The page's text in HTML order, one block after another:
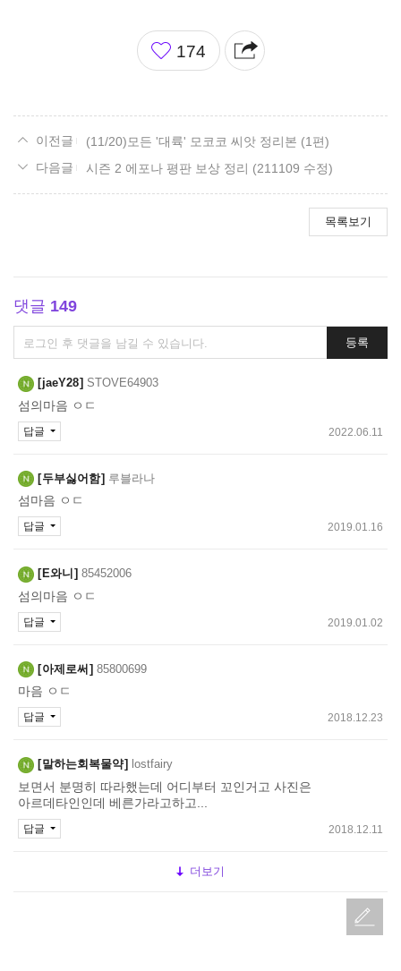
좋
아
174
(11/20)모든 '대륙' 모코코 씨앗 정리본 (1편)
시즌 2 에포나 평판 보상 정리 (211109 수정)
목록보기
댓글 149
댓
글
쓰
기
등록
jaeY28 STOVE64903
섬의마음 ㅇㄷ
2022.06.11
답글
두부싫어함 루블라나
섬마음 ㅇㄷ
2019.01.16
답글
E와니 85452006
섬의마음 ㅇㄷ
2019.01.02
답글
아제로써 85800699
마음 ㅇㄷ
2018.12.23
답글
말하는회복물약 lostfairy
보면서 분명히 따라했는데 어디부터 꼬인거고 사진은
아르데타인인데 베른가라고하고...
2018.12.11
답글
더보기